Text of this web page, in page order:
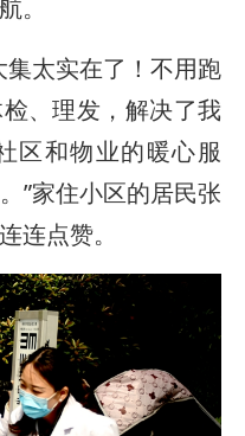
。
太实在了！不用跑
、理发，解决了我
区和物业的暖心服
”家住小区的居民张
连点赞。